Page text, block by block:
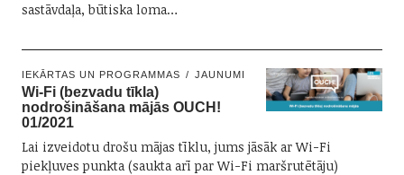
sastāvdaļa, būtiska loma…
IEKĀRTAS UN PROGRAMMAS JAUNUMI
Wi-Fi (bezvadu tīkla)
nodrošināšana mājās OUCH!
01/2021
Lai izveidotu drošu mājas tīklu, jums jāsāk ar Wi-Fi
piekļuves punkta (saukta arī par Wi-Fi maršrutētāju)